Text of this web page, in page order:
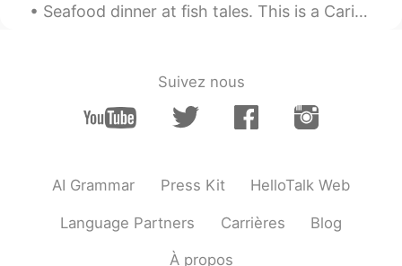
Seafood dinner at fish tales. This is a Caribbean vibe waterfront restaurant. It’s very convenien...
Suivez nous
AI Grammar Press Kit HelloTalk Web
Language Partners Carrières Blog
À propos